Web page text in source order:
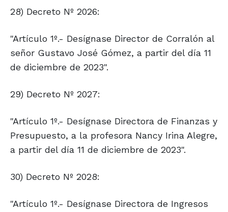
28) Decreto Nº 2026:
"Artículo 1º.- Desígnase Director de Corralón al
señor Gustavo José Gómez, a partir del día 11
de diciembre de 2023".
29) Decreto Nº 2027:
"Artículo 1º.- Desígnase Directora de Finanzas y
Presupuesto, a la profesora Nancy Irina Alegre,
a partir del día 11 de diciembre de 2023".
30) Decreto Nº 2028:
"Artículo 1º.- Desígnase Directora de Ingresos